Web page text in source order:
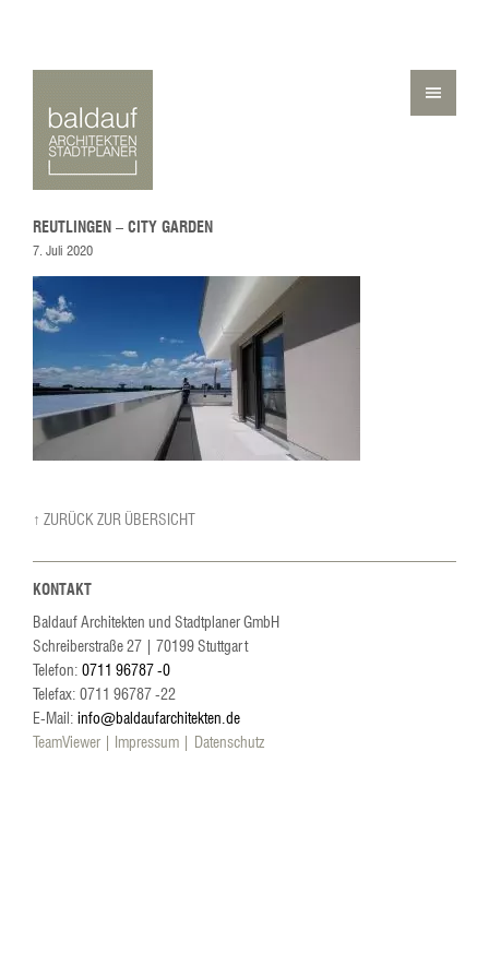
REUTLINGEN – CITY GARDEN
7. Juli 2020
↑ ZURÜCK ZUR ÜBERSICHT
KONTAKT
Baldauf Architekten und Stadtplaner GmbH
Schreiberstraße 27| 70199Stuttgart
Telefon: 0711 96787 -0
Telefax: 0711 96787 -22
E-Mail: info@baldaufarchitekten.de
TeamViewer
Impressum Datenschutz